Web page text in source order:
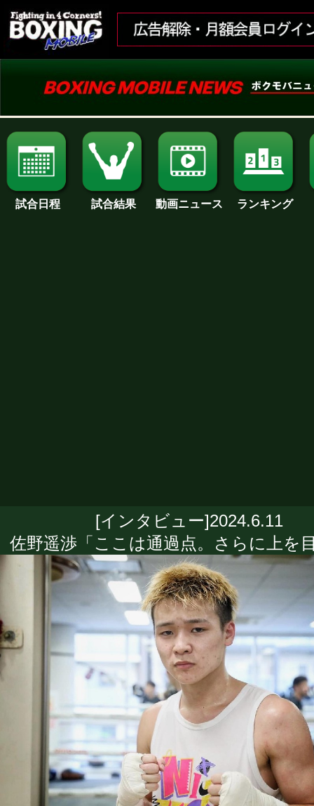
試合日程 試合結果 動画ニュース ランキング
[インタビュー]2024.6.11
佐野遥渉「ここは通過点。さらに上を